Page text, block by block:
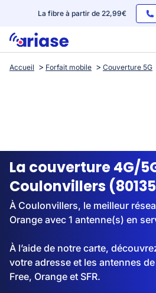
La fibre à partir de 22,99€
Box internet
Streaming
Accueil Forfait mobile Couverture 5G
La couverture 4G/
Coulonvillers
À Coulonvillers, le meilleur
Orange avec 1 antenne(s) en
À l’aide de notre carte,
votre adresse et les antennes
Free, Orange et SFR.